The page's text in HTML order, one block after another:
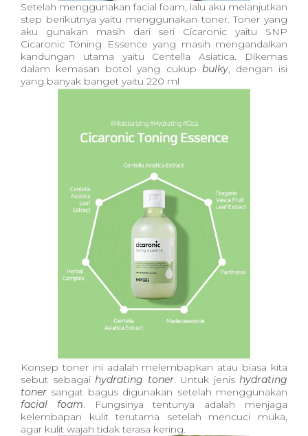
Setelah menggunakan facial foam, lalu aku melanjutkan
step berikutnya yaitu menggunakan toner. Toner yang
aku gunakan masih dari seri Cicaronic yaitu SNP
Cicaronic Toning Essence yang masih mengandalkan
kandungan utama yaitu Centella Asiatica. Dikemas
dalam kemasan botol yang cukup bulky, dengan isi
yang banyak banget yaitu 220 ml
Konsep toner ini adalah melembapkan atau biasa kita
sebut sebagai hydrating toner. Untuk jenis hydrating
toner sangat bagus digunakan setelah menggunakan
facial foam. Fungsinya tentunya adalah menjaga
kelembapan kulit terutama setelah mencuci muka,
agar kulit wajah tidak terasa kering.